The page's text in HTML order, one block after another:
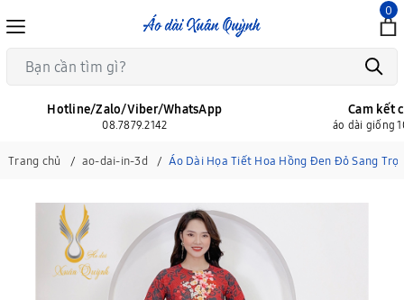
0
Hotline/Zalo/Viber/WhatsApp
08.7879.2142
Cam kết
áo dài giống
Trang chủ ao-dai-in-3d Áo Dài Họa Tiết Hoa Hồng Đen Đỏ Sang